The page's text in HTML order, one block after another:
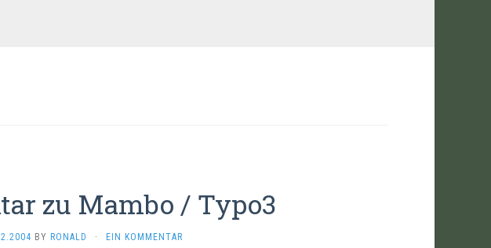
zu Mambo / Typo3
BY RONALD · EIN KOMMENTAR